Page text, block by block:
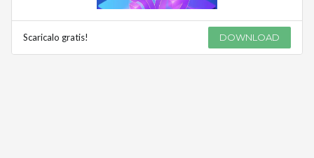
Scaricalo gratis! DOWNLOAD